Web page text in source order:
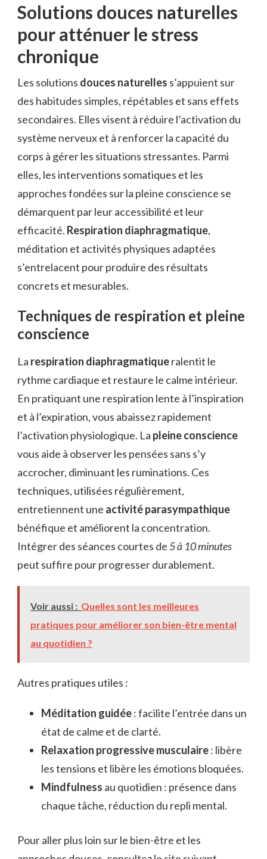
Solutions douces naturelles
pour atténuer le stress
chronique
Les solutions douces naturelles s’appuient sur
des habitudes simples, répétables et sans effets
secondaires. Elles visent à réduire l’activation du
système nerveux et à renforcer la capacité du
corps à gérer les situations stressantes. Parmi
elles, les interventions somatiques et les
approches fondées sur la pleine conscience se
démarquent par leur accessibilité et leur
efficacité. Respiration diaphragmatique,
méditation et activités physiques adaptées
s’entrelacent pour produire des résultats
concrets et mesurables.
Techniques de respiration et pleine
conscience
La respiration diaphragmatiqueralentit le
rythme cardiaque et restaure le calme intérieur.
En pratiquant une respiration lente à l’inspiration
et à l’expiration, vous abaissez rapidement
l’activation physiologique. La pleine conscience
vous aide à observer les pensées sans s’y
accrocher, diminuant les ruminations. Ces
techniques, utilisées régulièrement,
entretiennent une activité parasympathique
bénéfique et améliorent la concentration.
Intégrer des séances courtes de5 à 10 minutes
peut suffire pour progresser durablement.
Voir aussi : Quelles sont les meilleures
pratiques pour améliorer son bien-être mental
au quotidien ?
Autres pratiques utiles :
Méditation guidée: facilite l’entrée dans un
état de calme et de clarté.
Relaxation progressive musculaire: libère
les tensions et libère les émotions bloquées.
Mindfulness au quotidien : présence dans
chaque tâche, réduction du repli mental.
Pour aller plus loin sur le bien-être et les